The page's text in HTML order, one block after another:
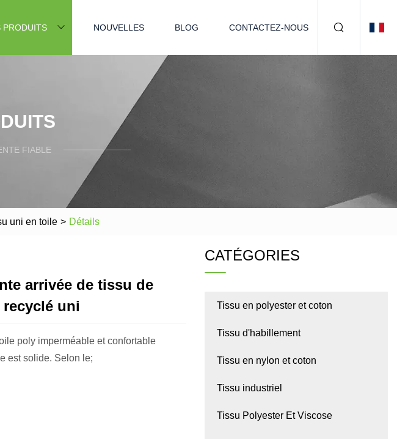
PRODUITS NOUVELLES BLOG CONTACTEZ-NOUS
FIABLE
uni en toile > Détails
arrivée de tissu de
uni
poly imperméable et confortable
est solide. Selon le;
CATÉGORIES
Tissu en polyester et coton
Tissu d'habillement
Tissu en nylon et coton
Tissu industriel
Tissu Polyester Et Viscose